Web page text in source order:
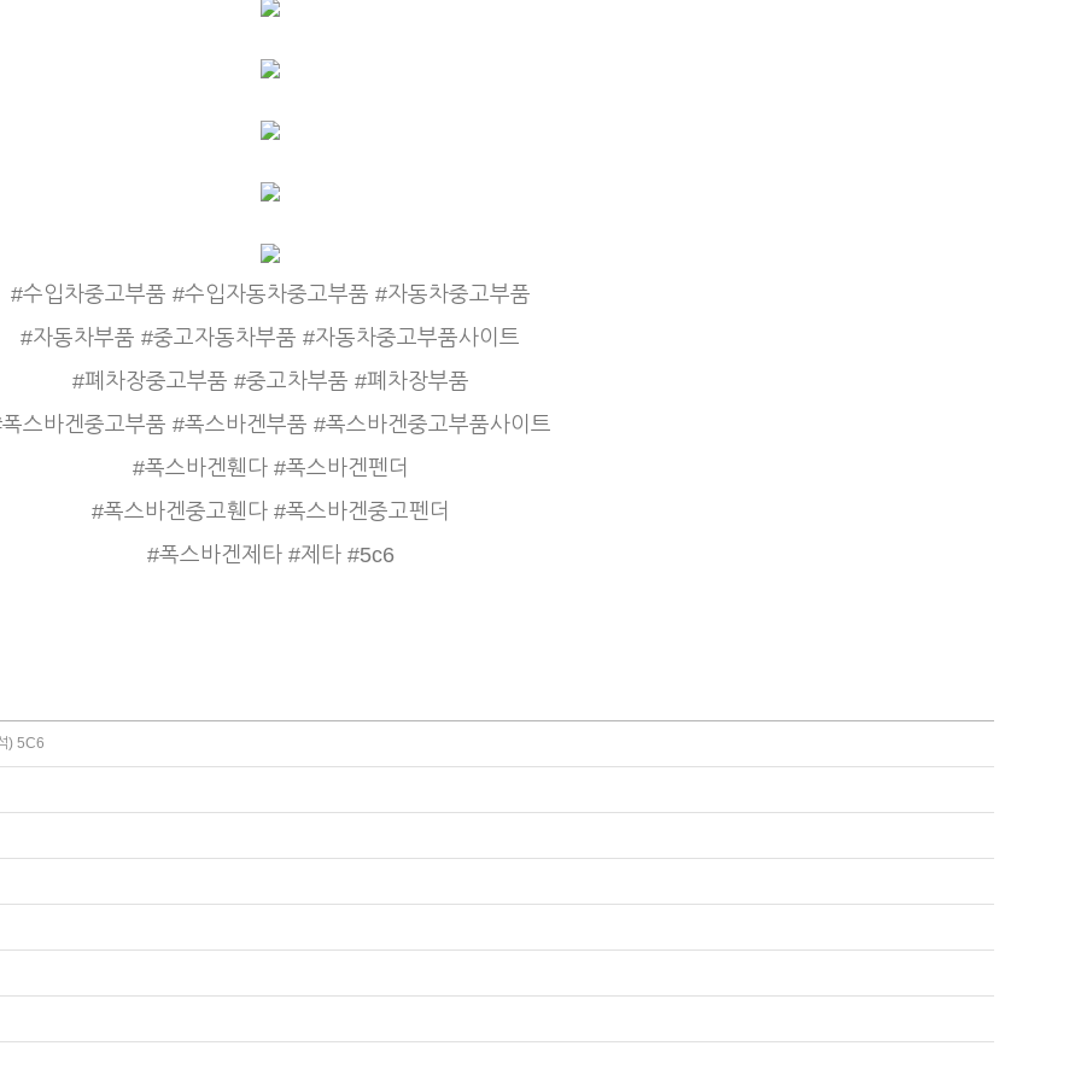
#수입차중고부품 #수입자동차중고부품 #자동차중고부품
#자동차부품 #중고자동차부품 #자동차중고부품사이트
#폐차장중고부품 #중고차부품 #폐차장부품
스바겐중고부품 #폭스바겐부품 #폭스바겐중고부품사이트
#폭스바겐휀다 #폭스바겐펜더
#폭스바겐중고휀다 #폭스바겐중고펜더
#폭스바겐제타 #제타 #5c6
) 5C6